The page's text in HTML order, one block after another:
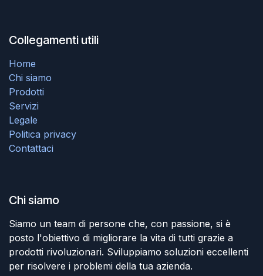
Collegamenti utili
Home
Chi siamo
Prodotti
Servizi
Legale
Politica privacy
Contattaci
Chi siamo
Siamo un team di persone che, con passione, si è
posto l'obiettivo di migliorare la vita di tutti grazie a
prodotti rivoluzionari. Sviluppiamo soluzioni eccellenti
per risolvere i problemi della tua azienda.